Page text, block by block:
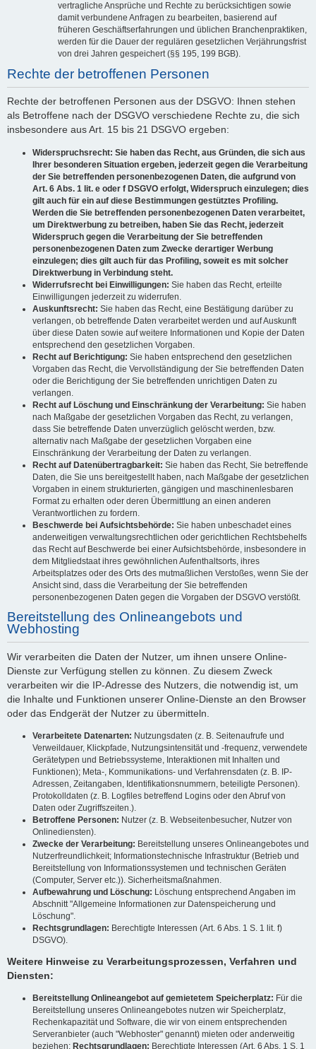
vertragliche Ansprüche und Rechte zu berücksichtigen sowie
damit verbundene Anfragen zu bearbeiten, basierend auf
früheren Geschäftserfahrungen und üblichen Branchenpraktiken,
werden für die Dauer der regulären gesetzlichen Verjährungsfrist
von drei Jahren gespeichert (§§ 195, 199 BGB).
Rechte der betroffenen Personen
Rechte der betroffenen Personen aus der DSGVO: Ihnen stehen
als Betroffene nach der DSGVO verschiedene Rechte zu, die sich
insbesondere aus Art. 15 bis 21 DSGVO ergeben:
Widerspruchsrecht: Sie haben das Recht, aus Gründen, die sich aus
Ihrer besonderen Situation ergeben, jederzeit gegen die Verarbeitung
der Sie betreffenden personenbezogenen Daten, die aufgrund von
Art. 6 Abs. 1 lit. e oder f DSGVO erfolgt, Widerspruch einzulegen; dies
gilt auch für ein auf diese Bestimmungen gestütztes Profiling.
Werden die Sie betreffenden personenbezogenen Daten verarbeitet,
um Direktwerbung zu betreiben, haben Sie das Recht, jederzeit
Widerspruch gegen die Verarbeitung der Sie betreffenden
personenbezogenen Daten zum Zwecke derartiger Werbung
einzulegen; dies gilt auch für das Profiling, soweit es mit solcher
Direktwerbung in Verbindung steht.
Widerrufsrecht bei Einwilligungen: Sie haben das Recht, erteilte
Einwilligungen jederzeit zu widerrufen.
Auskunftsrecht: Sie haben das Recht, eine Bestätigung darüber zu
verlangen, ob betreffende Daten verarbeitet werden und auf Auskunft
über diese Daten sowie auf weitere Informationen und Kopie der Daten
entsprechend den gesetzlichen Vorgaben.
Recht auf Berichtigung: Sie haben entsprechend den gesetzlichen
Vorgaben das Recht, die Vervollständigung der Sie betreffenden Daten
oder die Berichtigung der Sie betreffenden unrichtigen Daten zu
verlangen.
Recht auf Löschung und Einschränkung der Verarbeitung: Sie haben
nach Maßgabe der gesetzlichen Vorgaben das Recht, zu verlangen,
dass Sie betreffende Daten unverzüglich gelöscht werden, bzw.
alternativ nach Maßgabe der gesetzlichen Vorgaben eine
Einschränkung der Verarbeitung der Daten zu verlangen.
Recht auf Datenübertragbarkeit: Sie haben das Recht, Sie betreffende
Daten, die Sie uns bereitgestellt haben, nach Maßgabe der gesetzlichen
Vorgaben in einem strukturierten, gängigen und maschinenlesbaren
Format zu erhalten oder deren Übermittlung an einen anderen
Verantwortlichen zu fordern.
Beschwerde bei Aufsichtsbehörde: Sie haben unbeschadet eines
anderweitigen verwaltungsrechtlichen oder gerichtlichen Rechtsbehelfs
das Recht auf Beschwerde bei einer Aufsichtsbehörde, insbesondere in
dem Mitgliedstaat ihres gewöhnlichen Aufenthaltsorts, ihres
Arbeitsplatzes oder des Orts des mutmaßlichen Verstoßes, wenn Sie der
Ansicht sind, dass die Verarbeitung der Sie betreffenden
personenbezogenen Daten gegen die Vorgaben der DSGVO verstößt.
Bereitstellung des Onlineangebots und
Webhosting
Wir verarbeiten die Daten der Nutzer, um ihnen unsere Online-
Dienste zur Verfügung stellen zu können. Zu diesem Zweck
verarbeiten wir die IP-Adresse des Nutzers, die notwendig ist, um
die Inhalte und Funktionen unserer Online-Dienste an den Browser
oder das Endgerät der Nutzer zu übermitteln.
Verarbeitete Datenarten: Nutzungsdaten (z. B. Seitenaufrufe und
Verweildauer, Klickpfade, Nutzungsintensität und -frequenz, verwendete
Gerätetypen und Betriebssysteme, Interaktionen mit Inhalten und
Funktionen); Meta-, Kommunikations- und Verfahrensdaten (z. B. IP-
Adressen, Zeitangaben, Identifikationsnummern, beteiligte Personen).
Protokolldaten (z. B. Logfiles betreffend Logins oder den Abruf von
Daten oder Zugriffszeiten.).
Betroffene Personen: Nutzer (z. B. Webseitenbesucher, Nutzer von
Onlinediensten).
Zwecke der Verarbeitung: Bereitstellung unseres Onlineangebotes und
Nutzerfreundlichkeit; Informationstechnische Infrastruktur (Betrieb und
Bereitstellung von Informationssystemen und technischen Geräten
(Computer, Server etc.)). Sicherheitsmaßnahmen.
Aufbewahrung und Löschung: Löschung entsprechend Angaben im
Abschnitt "Allgemeine Informationen zur Datenspeicherung und
Löschung".
Rechtsgrundlagen: Berechtigte Interessen (Art. 6 Abs. 1 S. 1 lit. f)
DSGVO).
Weitere Hinweise zu Verarbeitungsprozessen, Verfahren und
Diensten:
Bereitstellung Onlineangebot auf gemietetem Speicherplatz: Für die
Bereitstellung unseres Onlineangebotes nutzen wir Speicherplatz,
Rechenkapazität und Software, die wir von einem entsprechenden
Serveranbieter (auch "Webhoster" genannt) mieten oder anderweitig
beziehen; Rechtsgrundlagen: Berechtigte Interessen (Art. 6 Abs. 1 S. 1